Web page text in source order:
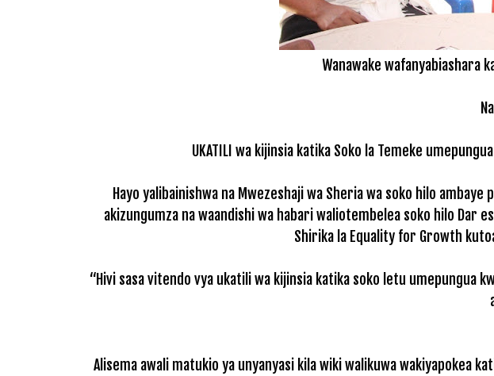
Wanawake wafanyabiashara
UKATILI wa kijinsia katika Soko la Temeke
Hayo yalibainishwa na Mwezeshaji wa Sheria wa soko hilo
akizungumza na waandishi wa habari waliotembelea soko hilo Dar
Shirika la Equality for Growth
“Hivi sasa vitendo vya ukatili wa kijinsia katika soko letu umepungua
Alisema awali matukio ya unyanyasi kila wiki walikuwa wakiyapokea